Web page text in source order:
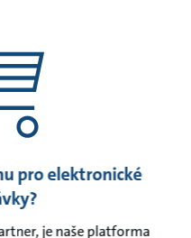
pro elektronické
je naše platforma